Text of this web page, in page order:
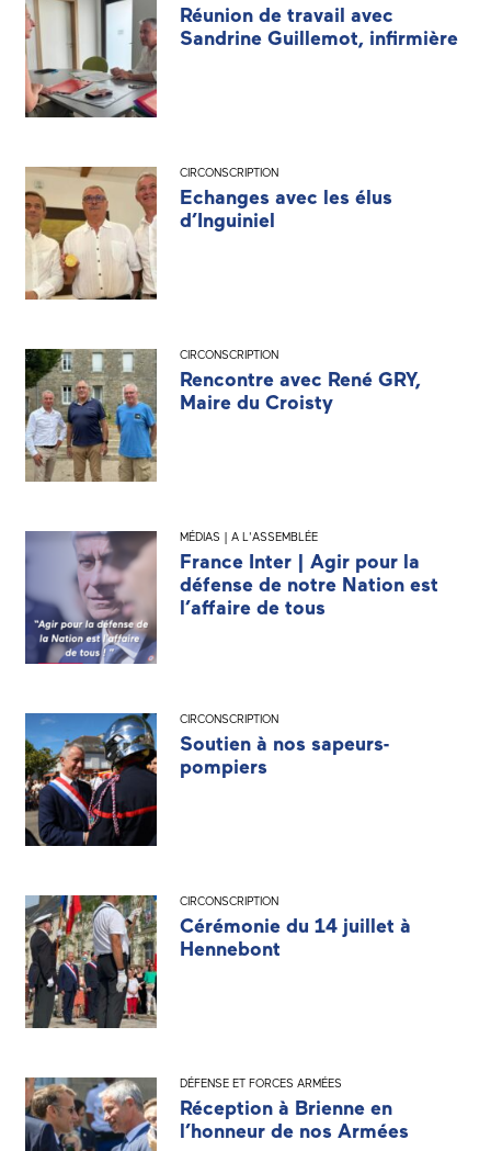
Réunion de travail avec
Sandrine Guillemot, infirmière
CIRCONSCRIPTION
Echanges avec les élus
d’Inguiniel
CIRCONSCRIPTION
Rencontre avec René GRY,
Maire du Croisty
MÉDIAS | A L'ASSEMBLÉE
France Inter | Agir pour la
défense de notre Nation est
l’affaire de tous
CIRCONSCRIPTION
Soutien à nos sapeurs-
pompiers
CIRCONSCRIPTION
Cérémonie du 14 juillet à
Hennebont
DÉFENSE ET FORCES ARMÉES
Réception à Brienne en
l’honneur de nos Armées